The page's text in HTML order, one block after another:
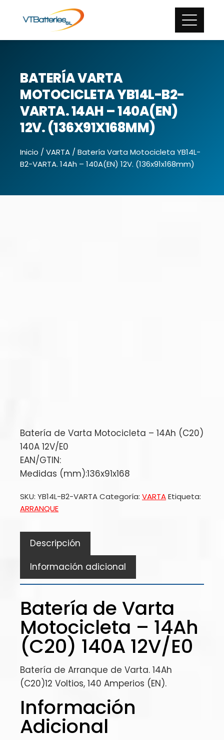
BATERÍA VARTA
MOTOCICLETA YB14L-B2-
VARTA. 14AH – 140A(EN)
12V. (136X91X168MM)
Inicio / VARTA / Batería Varta Motocicleta YB14L-
B2-VARTA. 14Ah – 140A(EN) 12V. (136x91x168mm)
Batería de Varta Motocicleta – 14Ah (C20)
140A 12V/E0
EAN/GTIN:
Medidas (mm):136x91x168
SKU: YB14L-B2-VARTACategoría: VARTAEtiqueta:
ARRANQUE
Descripción
Información adicional
Batería de Varta
Motocicleta – 14Ah
(C20) 140A 12V/E0
Batería de Arranque de Varta. 14Ah
(C20)12 Voltios, 140 Amperios (EN).
Información
Adicional